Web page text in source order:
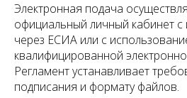
Электронная подача
официальный личный кабинет с
через ЕСИА или с
квалифицированной
Регламент устанавливает
подписания и формату файлов.